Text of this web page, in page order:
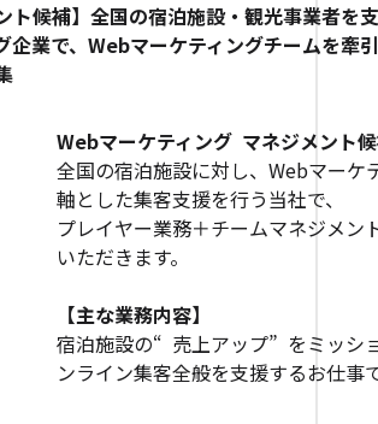
ト候補】全国の宿泊施設・観光事業者を
企業で、Webマーケティングチームを牽
Webマーケティング マネジメント
全国の宿泊施設に対し、Webマーケ
軸とした集客支援を行う当社で、
プレイヤー業務＋チームマネジメン
いただきます。
【主な業務内容】
宿泊施設の“ 売上アップ” をミッシ
ンライン集客全般を支援するお仕事